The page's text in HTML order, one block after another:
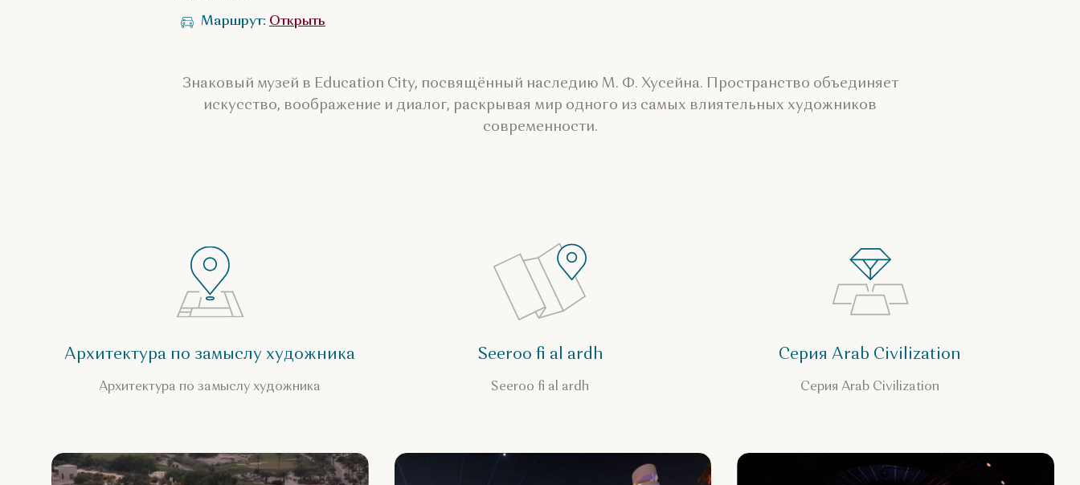
Маршрут: Открыть
Знаковый музей в Education City, посвящённый наследию М. Ф. Хусейна. Пространство объединяет
искусство, воображение и диалог, раскрывая мир одного из самых влиятельных художников
современности.
Архитектура по замыслу художника
Архитектура по замыслу художника
Seeroo fi al ardh
Seeroo fi al ardh
Серия Arab Civilization
Серия Arab Civilization